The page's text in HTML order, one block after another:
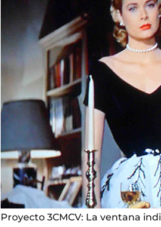
Proyecto 3CMCV: La ventana